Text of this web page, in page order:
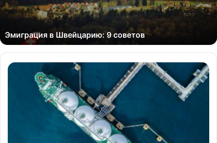
Эмиграция в Швейцарию: 9 советов